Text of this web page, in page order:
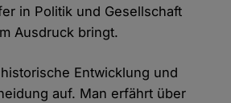
in Politik und Gesellschaft
Ausdruck bringt.
Entwicklung und
auf. Man erfährt über